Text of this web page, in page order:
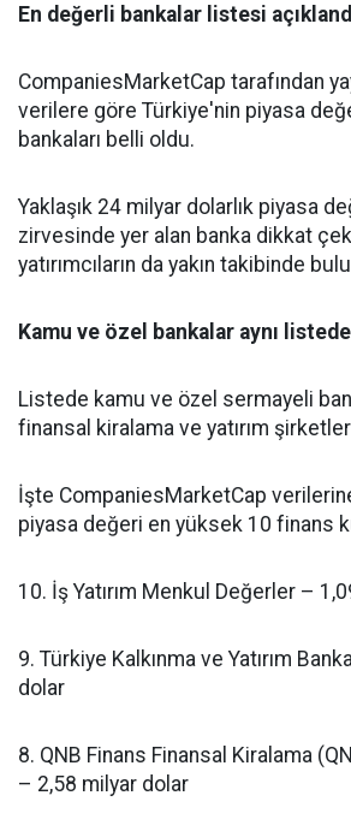
En değerli bankalar listesi
CompaniesMarketCap tarafından
verilere göre Türkiye'nin piyasa
bankaları belli oldu.
Yaklaşık 24 milyar dolarlık piyasa
zirvesinde yer alan banka dikkat
yatırımcıların da yakın takibinde
Kamu ve özel bankalar aynı listede
Listede kamu ve özel sermayeli
finansal kiralama ve yatırım
İşte CompaniesMarketCap
piyasa değeri en yüksek 10 finans
10. İş Yatırım Menkul Değerler –
9. Türkiye Kalkınma ve Yatırım
dolar
8. QNB Finans Finansal Kiralama
– 2,58 milyar dolar